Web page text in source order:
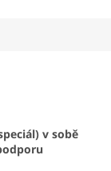
v sobě